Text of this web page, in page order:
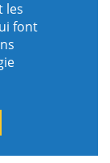
les
font